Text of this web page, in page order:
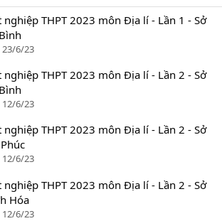
THPT 2023 môn Địa lí - Lần 1 - Sở
23/6/23
THPT 2023 môn Địa lí - Lần 2 - Sở
12/6/23
THPT 2023 môn Địa lí - Lần 2 - Sở
12/6/23
THPT 2023 môn Địa lí - Lần 2 - Sở
Hóa
12/6/23